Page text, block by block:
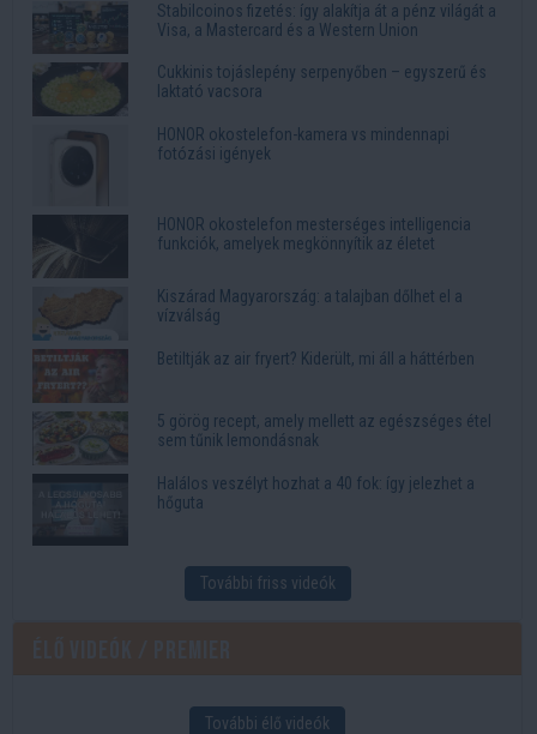
Stabilcoinos fizetés: így alakítja át a pénz világát a
Visa, a Mastercard és a Western Union
Cukkinis tojáslepény serpenyőben – egyszerű és
laktató vacsora
HONOR okostelefon-kamera vs mindennapi
fotózási igények
HONOR okostelefon mesterséges intelligencia
funkciók, amelyek megkönnyítik az életet
Kiszárad Magyarország: a talajban dőlhet el a
vízválság
Betiltják az air fryert? Kiderült, mi áll a háttérben
5 görög recept, amely mellett az egészséges étel
sem tűnik lemondásnak
Halálos veszélyt hozhat a 40 fok: így jelezhet a
hőguta
További friss videók
További élő videók